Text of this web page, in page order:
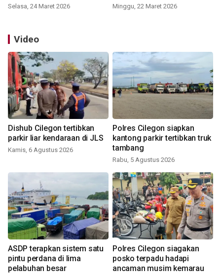
Selasa, 24 Maret 2026 Minggu, 22 Maret 2026
Video
Dishub Cilegon tertibkan
parkir liar kendaraan di JLS
Kamis, 6 Agustus 2026
Polres Cilegon siapkan
kantong parkir tertibkan truk
tambang
Rabu, 5 Agustus 2026
ASDP terapkan sistem satu
pintu perdana di lima
pelabuhan besar
Polres Cilegon siagakan
posko terpadu hadapi
ancaman musim kemarau